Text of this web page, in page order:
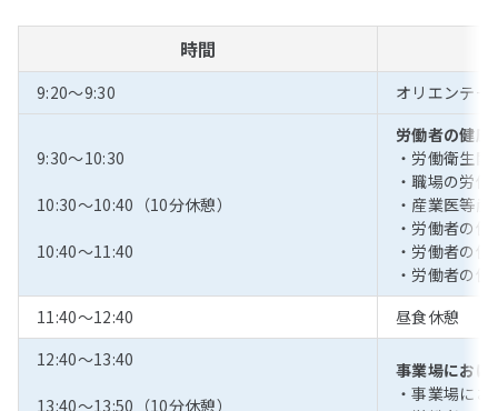
時間
9:20～9:30 オリエンテー
9:30～10:30
10:30～10:40（10分休憩）
10:40～11:40
労働者の健康
・労働衛生関
・職場の労
・産業医等
・労働者の
・労働者の
・労働者の
11:40～12:40
昼食休憩
12:40～13:40
13:40～13:50（10分休憩）
事業場におけ
・事業場に